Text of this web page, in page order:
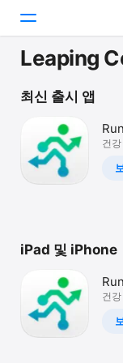
앱
Arcade
플랫폼
iPad
Mac
Leaping
최신 출시 앱
to
건
iPad 및 iPhone
to
건